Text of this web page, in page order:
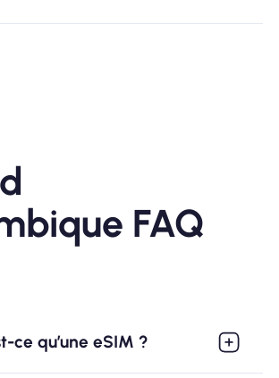
FAQ
ce qu’une eSIM ?